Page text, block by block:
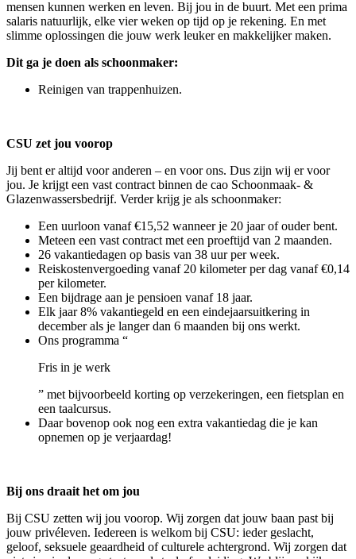
mensen kunnen werken en leven. Bij jou in de buurt. Met een prima
salaris natuurlijk, elke vier weken op tijd op je rekening. En met
slimme oplossingen die jouw werk leuker en makkelijker maken.
Dit ga je doen als schoonmaker:
Reinigen van trappenhuizen.
CSU zet jou voorop
Jij bent er altijd voor anderen – en voor ons. Dus zijn wij er voor
jou. Je krijgt een vast contract binnen de cao Schoonmaak- &
Glazenwassersbedrijf. Verder krijg je als schoonmaker:
Een uurloon vanaf €15,52 wanneer je 20 jaar of ouder bent.
Meteen een vast contract met een proeftijd van 2 maanden.
26 vakantiedagen op basis van 38 uur per week.
Reiskostenvergoeding vanaf 20 kilometer per dag vanaf €0,14
per kilometer.
Een bijdrage aan je pensioen vanaf 18 jaar.
Elk jaar 8% vakantiegeld en een eindejaarsuitkering in
december als je langer dan 6 maanden bij ons werkt.
Ons programma “
Fris in je werk
” met bijvoorbeeld korting op verzekeringen, een fietsplan en
een taalcursus.
Daar bovenop ook nog een extra vakantiedag die je kan
opnemen op je verjaardag!
Bij ons draait het om jou
Bij CSU zetten wij jou voorop. Wij zorgen dat jouw baan past bij
jouw privéleven. Iedereen is welkom bij CSU: ieder geslacht,
geloof, seksuele geaardheid of culturele achtergrond. Wij zorgen dat